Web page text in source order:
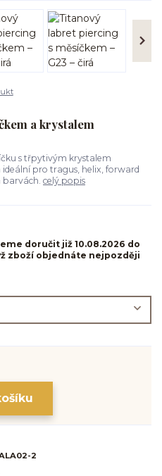
a krystalem
s třpytivým krystalem
pro tragus, helix, forward
barvách. celý popis
doručit již 10.08.2026 do
zboží objednáte nejpozději
2